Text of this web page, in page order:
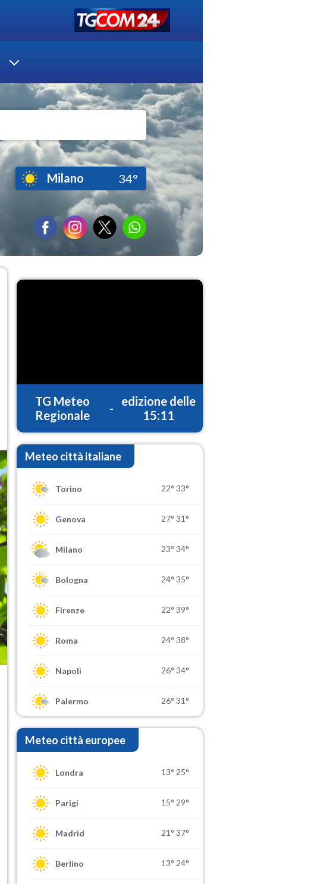
Milano 34°
TG Meteo
Regionale
-
edizione delle
15:11
Meteo città italiane
Torino 22° 33°
Genova 27° 31°
Milano 23° 34°
Bologna 24° 35°
Firenze 22° 39°
Roma 24° 38°
Napoli 26° 34°
Palermo 26° 31°
Meteo città europee
Londra 13° 25°
Parigi 15° 29°
Madrid 21° 37°
Berlino 13° 24°